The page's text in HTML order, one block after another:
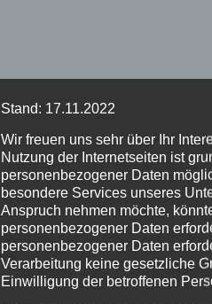
Stand: 17.11.2022
Wir freuen uns sehr über Ihr
Nutzung der Internetseiten ist
personenbezogener Daten
besondere Services unseres
Anspruch nehmen möchte,
personenbezogener Daten
personenbezogener Daten
Verarbeitung keine gesetzliche
Einwilligung der betroffenen